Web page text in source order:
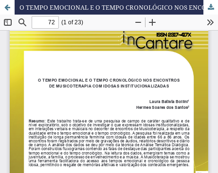
O TEMPO EMOCIONAL E O TEMPO CRONOLÓGICO NOS ENCONTROS DE MUSICOTERAPIA COM IDOSAS INSTITUCIONALIZADAS